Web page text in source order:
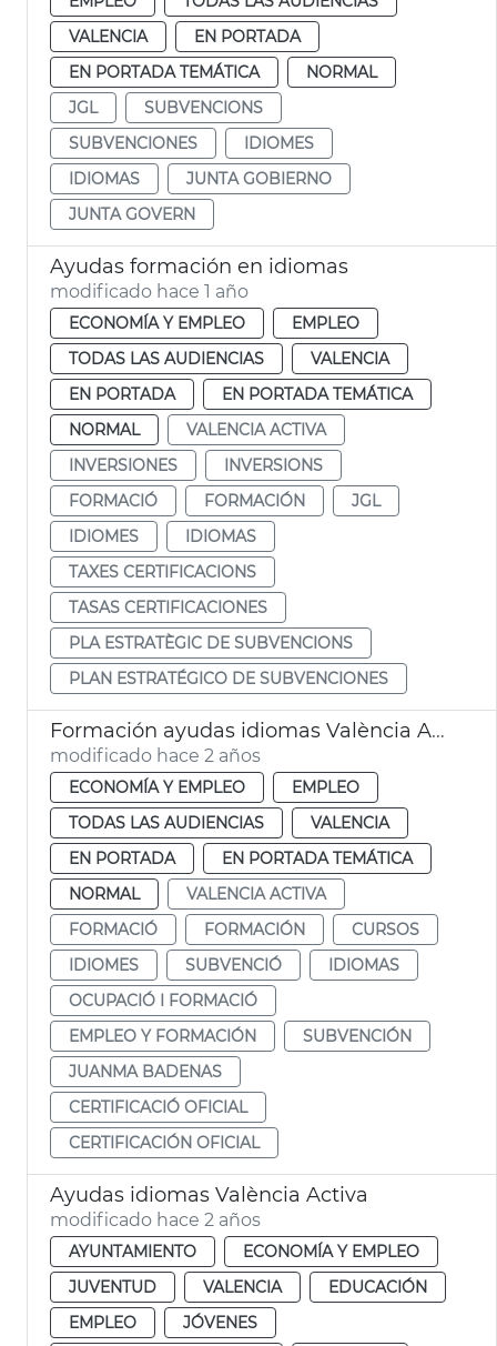
VALENCIA
EN PORTADA
EN PORTADA TEMÁTICA
NORMAL
JGL
SUBVENCIONS
SUBVENCIONES
IDIOMES
IDIOMAS
JUNTA GOBIERNO
JUNTA GOVERN
Ayudas formación en idiomas
modificado hace 1 año
ECONOMÍA Y EMPLEO
EMPLEO
TODAS LAS AUDIENCIAS
VALENCIA
EN PORTADA
EN PORTADA TEMÁTICA
NORMAL
VALENCIA ACTIVA
INVERSIONES
INVERSIONS
FORMACIÓ
FORMACIÓN
JGL
IDIOMES
IDIOMAS
TAXES CERTIFICACIONS
TASAS CERTIFICACIONES
PLA ESTRATÈGIC DE SUBVENCIONS
PLAN ESTRATÉGICO DE SUBVENCIONES
Formación ayudas idiomas València Activa
modificado hace 2 años
ECONOMÍA Y EMPLEO
EMPLEO
TODAS LAS AUDIENCIAS
VALENCIA
EN PORTADA
EN PORTADA TEMÁTICA
NORMAL
VALENCIA ACTIVA
FORMACIÓ
FORMACIÓN
CURSOS
IDIOMES
SUBVENCIÓ
IDIOMAS
OCUPACIÓ I FORMACIÓ
EMPLEO Y FORMACIÓN
SUBVENCIÓN
JUANMA BADENAS
CERTIFICACIÓ OFICIAL
CERTIFICACIÓN OFICIAL
Ayudas idiomas València Activa
modificado hace 2 años
AYUNTAMIENTO
ECONOMÍA Y EMPLEO
JUVENTUD
VALENCIA
EDUCACIÓN
EMPLEO
JÓVENES